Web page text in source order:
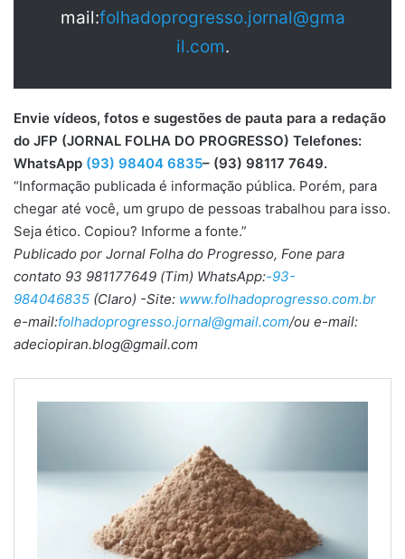
mail:folhadoprogresso.jornal@gma
il.com.
Envie vídeos, fotos e sugestões de pauta para a redação
do JFP (JORNAL FOLHA DO PROGRESSO) Telefones:
WhatsApp (93) 98404 6835– (93) 98117 7649.
“Informação publicada é informação pública. Porém, para
chegar até você, um grupo de pessoas trabalhou para isso.
Seja ético. Copiou? Informe a fonte.”
Publicado por Jornal Folha do Progresso, Fone para
contato 93 981177649 (Tim) WhatsApp:-93-
984046835 (Claro) -Site: www.folhadoprogresso.com.br
e-mail:folhadoprogresso.jornal@gmail.com/ou e-mail:
adeciopiran.blog@gmail.com